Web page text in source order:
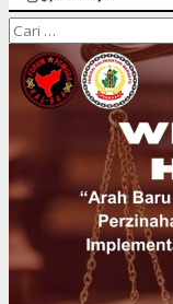
Cari
untuk: